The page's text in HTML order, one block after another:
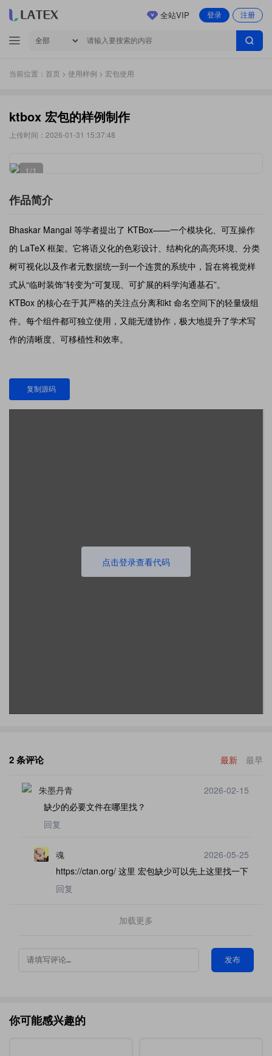
登录 注册
全站VIP
当前位置： 首页 > 使用样例 > 宏包使用
ktbox 宏包的样例制作
上传时间：2026-01-31 15:37:48
1/1
作品简介
Bhaskar Mangal 等学者提出了 KTBox——一个模块化、可互操作
的 LaTeX 框架。它将语义化的色彩设计、结构化的高亮环境、分类
树可视化以及作者元数据统一到一个连贯的系统中，旨在将视觉样
式从“临时装饰”转变为“可复现、可扩展的科学沟通基石”。
KTBox 的核心在于其严格的关注点分离和kt 命名空间下的轻量级组
件。每个组件都可独立使用，又能无缝协作，极大地提升了学术写
作的清晰度、可移植性和效率。
复制源码
点击登录查看代码
2 条评论 最新 最早
朱墨丹青
2026-02-15
缺少的必要文件在哪里找？
回复
魂
2026-05-25
https://ctan.org/ 这里 宏包缺少可以先上这里找一下
回复
加载更多
发布
你可能感兴趣的